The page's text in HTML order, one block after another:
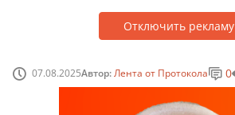
Отключить рекламу
07.08.2025Автор:Лента от Протокола 0